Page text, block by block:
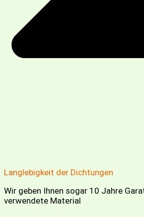
Langlebigkeit der Dichtungen
Wir geben Ihnen sogar 10 Jahre
verwendete Material